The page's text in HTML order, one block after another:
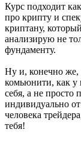
Курс подходит
про крипту и
криптану,
анализирую не
фундаменту.
Ну и, конечно
комьюнити, как у
себя, а не просто
индивидуально
человека
тебя!